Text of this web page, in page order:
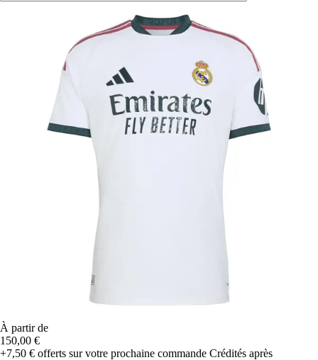
À partir de
150,00 €
+7,50 € offerts sur votre prochaine commande Crédités après